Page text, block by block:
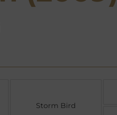
Storm Bird